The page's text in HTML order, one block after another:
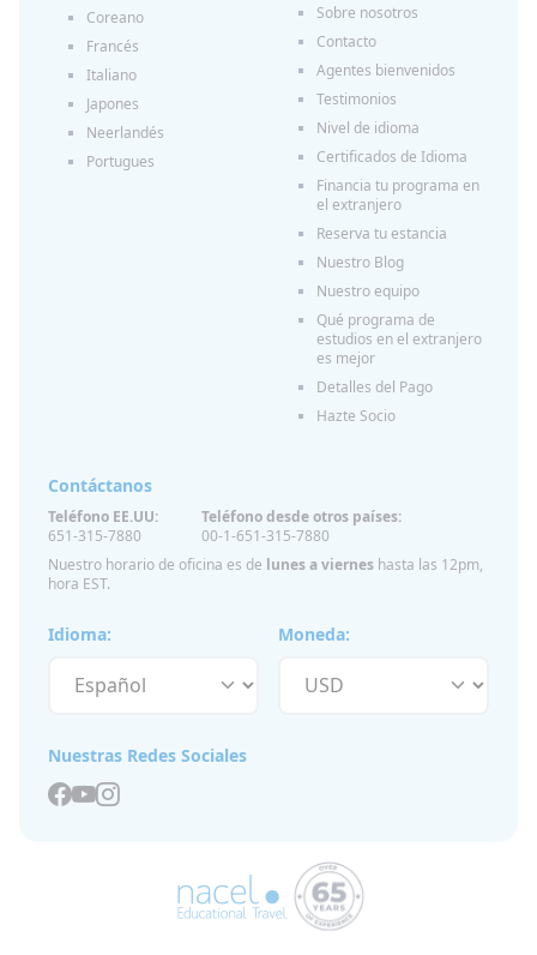
Coreano
Francés
Italiano
Japones
Neerlandés
Portugues
Sobre nosotros
Contacto
Agentes bienvenidos
Testimonios
Nivel de idioma
Certificados de Idioma
Financia tu programa en
el extranjero
Reserva tu estancia
Nuestro Blog
Nuestro equipo
Qué programa de
estudios en el extranjero
es mejor
Detalles del Pago
Hazte Socio
Idioma: Moneda:
Contáctanos
Teléfono EE.UU:
651-315-7880
Teléfono desde otros países:
00-1-651-315-7880
Nuestro horario de oficina es de lunes a viernes hasta las 12pm,
hora EST.
Nuestras Redes Sociales